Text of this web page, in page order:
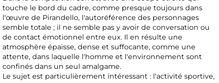
touche le bord du cadre, comme presque toujours dans
l'œuvre de Pirandello, l'autoréférence des personnages
semble totale ; il ne semble pas y avoir de conversation ou
de contact émotionnel entre eux. Il en résulte une
atmosphère épaisse, dense et suffocante, comme une
attente, dans laquelle l'homme et l'environnement sont
confinés dans un seul amalgame.
Le sujet est particulièrement intéressant : l'activité sportive,